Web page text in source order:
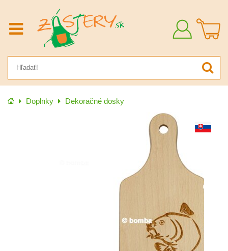
Prihlásiť
Úvod Doplnky Dekoračné dosky